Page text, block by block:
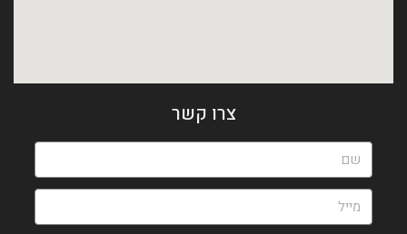
צרו קשר